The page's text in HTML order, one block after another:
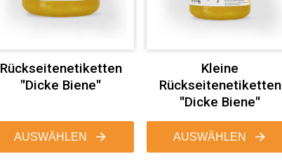
Rückseitenetiketten
"Dicke Biene"
AUSWÄHLEN
Kleine
Rückseitenetiketten
"Dicke Biene"
AUSWÄHLEN